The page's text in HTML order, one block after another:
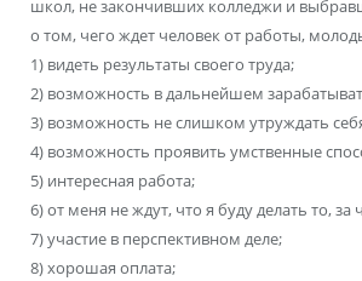
школ, не закончивших колледжи и
о том, чего ждет человек от работы,
1) видеть результаты своего труда;
2) возможность в дальнейшем
3) возможность не слишком утруждать
4) возможность проявить умственные
5) интересная работа;
6) от меня не ждут, что я буду делать то, за
7) участие в перспективном деле;
8) хорошая оплата;